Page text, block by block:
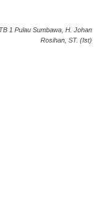
1 Pulau Sumbawa, H. Johan
Rosihan, ST. (Ist)